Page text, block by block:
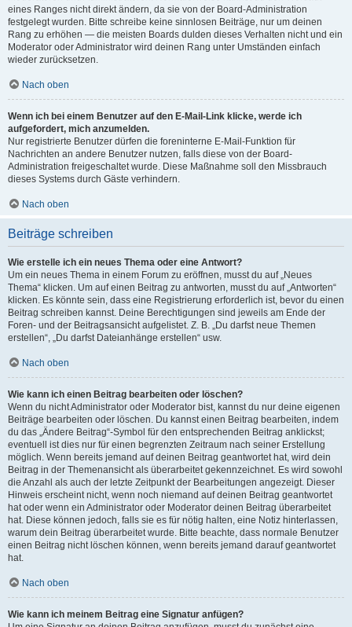
eines Ranges nicht direkt ändern, da sie von der Board-Administration
festgelegt wurden. Bitte schreibe keine sinnlosen Beiträge, nur um deinen
Rang zu erhöhen — die meisten Boards dulden dieses Verhalten nicht und ein
Moderator oder Administrator wird deinen Rang unter Umständen einfach
wieder zurücksetzen.
Nach oben
Wenn ich bei einem Benutzer auf den E-Mail-Link klicke, werde ich
aufgefordert, mich anzumelden.
Nur registrierte Benutzer dürfen die foreninterne E-Mail-Funktion für
Nachrichten an andere Benutzer nutzen, falls diese von der Board-
Administration freigeschaltet wurde. Diese Maßnahme soll den Missbrauch
dieses Systems durch Gäste verhindern.
Nach oben
Beiträge schreiben
Wie erstelle ich ein neues Thema oder eine Antwort?
Um ein neues Thema in einem Forum zu eröffnen, musst du auf „Neues
Thema“ klicken. Um auf einen Beitrag zu antworten, musst du auf „Antworten“
klicken. Es könnte sein, dass eine Registrierung erforderlich ist, bevor du einen
Beitrag schreiben kannst. Deine Berechtigungen sind jeweils am Ende der
Foren- und der Beitragsansicht aufgelistet. Z. B. „Du darfst neue Themen
erstellen“, „Du darfst Dateianhänge erstellen“ usw.
Nach oben
Wie kann ich einen Beitrag bearbeiten oder löschen?
Wenn du nicht Administrator oder Moderator bist, kannst du nur deine eigenen
Beiträge bearbeiten oder löschen. Du kannst einen Beitrag bearbeiten, indem
du das „Ändere Beitrag“-Symbol für den entsprechenden Beitrag anklickst;
eventuell ist dies nur für einen begrenzten Zeitraum nach seiner Erstellung
möglich. Wenn bereits jemand auf deinen Beitrag geantwortet hat, wird dein
Beitrag in der Themenansicht als überarbeitet gekennzeichnet. Es wird sowohl
die Anzahl als auch der letzte Zeitpunkt der Bearbeitungen angezeigt. Dieser
Hinweis erscheint nicht, wenn noch niemand auf deinen Beitrag geantwortet
hat oder wenn ein Administrator oder Moderator deinen Beitrag überarbeitet
hat. Diese können jedoch, falls sie es für nötig halten, eine Notiz hinterlassen,
warum dein Beitrag überarbeitet wurde. Bitte beachte, dass normale Benutzer
einen Beitrag nicht löschen können, wenn bereits jemand darauf geantwortet
hat.
Nach oben
Wie kann ich meinem Beitrag eine Signatur anfügen?